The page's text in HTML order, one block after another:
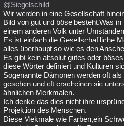
@Siegelschild
Wir werden in eine Gesellschaft
Bild von gut und böse besteht.Was
einem anderen Volk unter
Es ist einfach die Gesellschaftliche
alles überhaupt so wie es den
Es gibt kein absolut gutes oder
diese Wörter definiert und Kulturen
Sogenannte Dämonen werden oft
gesehen und oft erscheinen sie
ähnlichen Merkmalen.
Ich denke das dies nicht ihre
Projektion des Menschen.
Diese Mekmale wie Farben,ein